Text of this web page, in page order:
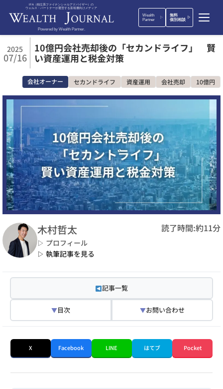
IFA（独立系ファイナンシャルアドバイザー）の
ウェルス・パートナーが運営する富裕層向けメディア
Powered by Wealth Partner.
Wealth
Partner
無料
個別相談
2025
07/16
10億円会社売却後の「セカンドライフ」 賢
い資産運用と税金対策
会社オーナー セカンドライフ 資産運用 会社売却 10億円
木村哲太
▷ プロフィール
▷ 執筆記事を見る
読了時間:約11分
記事一覧
▼目次 ▼お問い合わせ
X Facebook LINE はてブ Pocket